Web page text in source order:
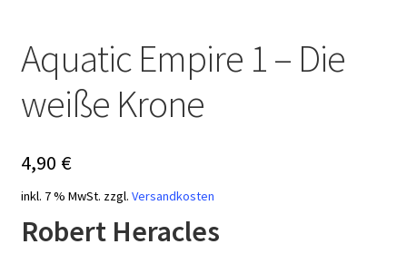
Aquatic Empire 1 – Die
weiße Krone
4,90 €
inkl. 7 % MwSt. zzgl. Versandkosten
Robert Heracles